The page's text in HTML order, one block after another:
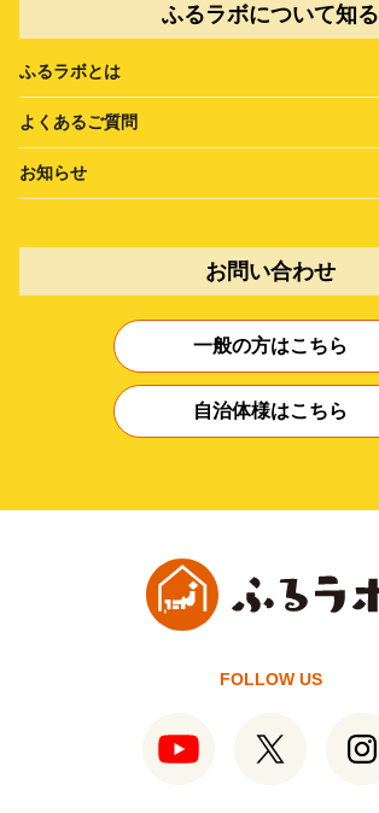
ふるラボについて知る
ふるラボとは
よくあるご質問
お知らせ
お問い合わせ
一般の方はこちら
自治体様はこちら
FOLLOW US